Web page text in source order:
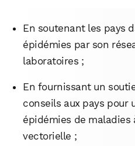
En soutenant les pays
épidémies par son
laboratoires ;
En fournissant un
conseils aux pays pour
épidémies de maladies
vectorielle ;